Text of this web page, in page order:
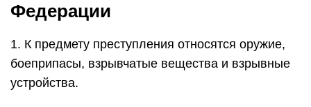
Федерации
1. К предмету преступления относятся оружие,
боеприпасы, взрывчатые вещества и взрывные
устройства.